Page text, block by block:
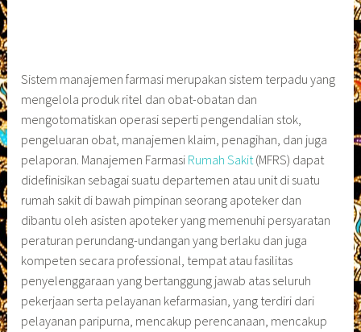
Sistem manajemen farmasi merupakan sistem terpadu yang
mengelola produk ritel dan obat-obatan dan
mengotomatiskan operasi seperti pengendalian stok,
pengeluaran obat, manajemen klaim, penagihan, dan juga
pelaporan. Manajemen Farmasi Rumah Sakit(MFRS) dapat
didefinisikan sebagai suatu departemen atau unit di suatu
rumah sakit di bawah pimpinan seorang apoteker dan
dibantu oleh asisten apoteker yang memenuhi persyaratan
peraturan perundang-undangan yang berlaku dan juga
kompeten secara professional, tempat atau fasilitas
penyelenggaraan yang bertanggung jawab atas seluruh
pekerjaan serta pelayanan kefarmasian, yang terdiri dari
pelayanan paripurna, mencakup perencanaan, mencakup